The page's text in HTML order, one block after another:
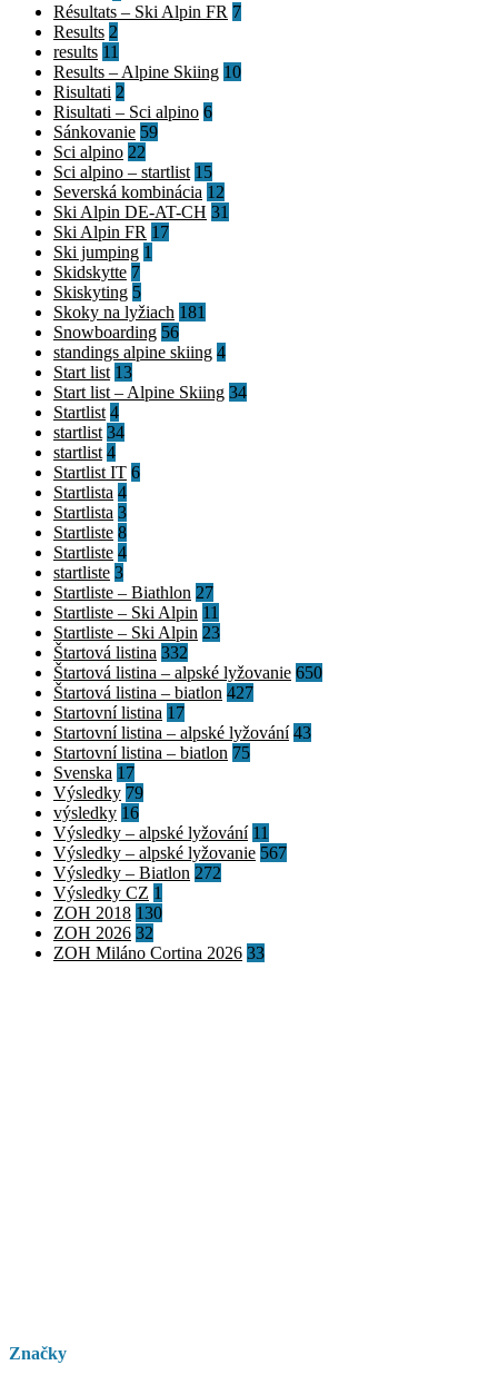
Résultats – Ski Alpin FR 7
Results 2
results 11
Results – Alpine Skiing 10
Risultati 2
Risultati – Sci alpino 6
Sánkovanie 59
Sci alpino 22
Sci alpino – startlist 15
Severská kombinácia 12
Ski Alpin DE-AT-CH 31
Ski Alpin FR 17
Ski jumping 1
Skidskytte 7
Skiskyting 5
Skoky na lyžiach 181
Snowboarding 56
standings alpine skiing 4
Start list 13
Start list – Alpine Skiing 34
Startlist 4
startlist 34
startlist 4
Startlist IT 6
Startlista 4
Startlista 3
Startliste 8
Startliste 4
startliste 3
Startliste – Biathlon 27
Startliste – Ski Alpin 11
Startliste – Ski Alpin 23
Štartová listina 332
Štartová listina – alpské lyžovanie 650
Štartová listina – biatlon 427
Startovní listina 17
Startovní listina – alpské lyžování 43
Startovní listina – biatlon 75
Svenska 17
Výsledky 79
výsledky 16
Výsledky – alpské lyžování 11
Výsledky – alpské lyžovanie 567
Výsledky – Biatlon 272
Výsledky CZ 1
ZOH 2018 130
ZOH 2026 32
ZOH Miláno Cortina 2026 33
Značky